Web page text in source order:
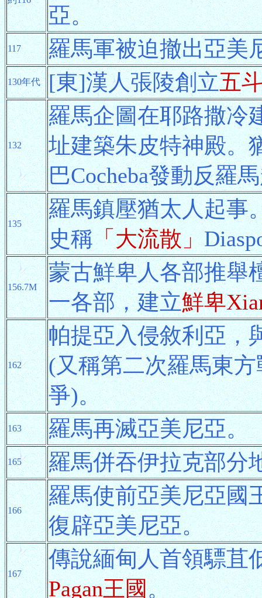
亞。
117 羅馬軍被迫撤出亞美
130年代 [東]漢人張陵創立五
132
羅馬企圖在耶路撒冷
址建築朱皮特神殿。
巴Cocheba發動反羅
135
羅馬鎮壓猶太人起事
史稱「大流散」
156.7M
蒙古鮮卑人各部推舉
一各部，建立鮮卑
162
帕提亞入侵敘利亞，
(又稱第二次羅馬東
爭)。
163 羅馬再滅亞美尼亞。
165 羅馬併吞伊拉克部分
166
羅馬使前亞美尼亞國
復辟亞美尼亞。
167
傳說緬甸人首領驃苴
Pagan王國。